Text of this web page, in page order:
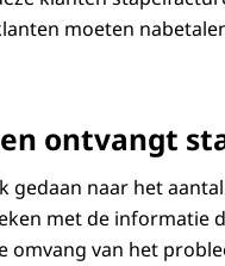
moeten
ontvangt
gedaan naar het
met de informatie
omvang van het